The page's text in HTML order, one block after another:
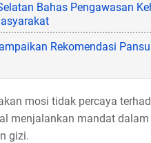
Bahas Pengawasan
Rekomendasi
mosi tidak percaya
menjalankan mandat
gizi.